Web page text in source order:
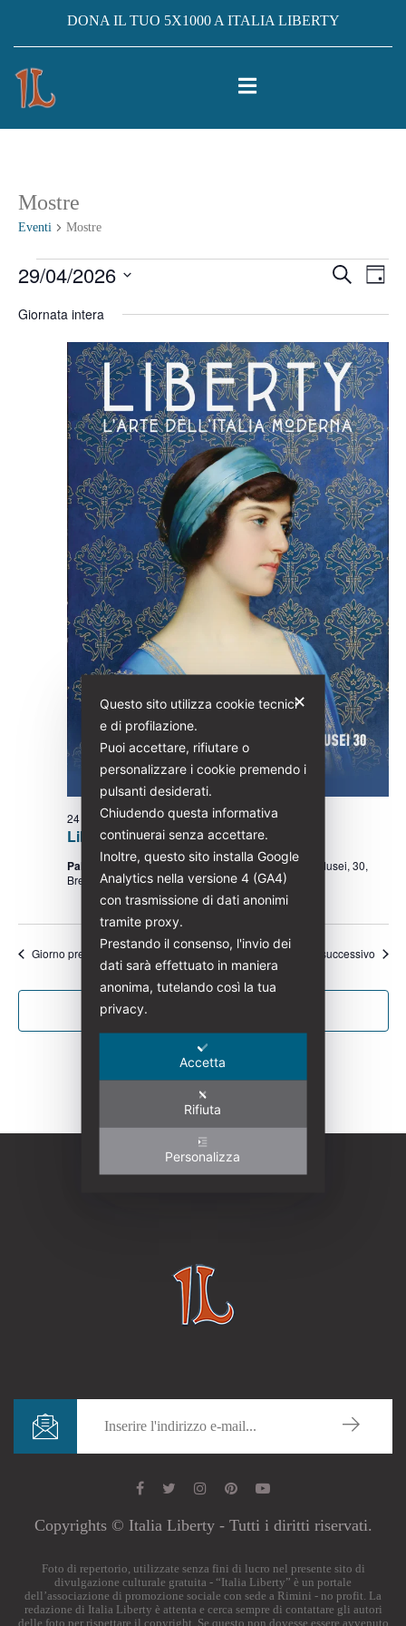
DONA IL TUO 5X1000 A ITALIA LIBERTY
Mostre
Eventi Mostre
Eventi
for
Aprile
2026
Eventi
e
viste
Cerca
Giorno
29/04/2026
la
Giornata intera
Liberty. L’arte dell’Italia moderna
24 Gennaio-4 Giugno
Palazzo Martinengo Cesaresco NovarinoVia dei Musei, 30,
Brescia
Giorno precedente Giorno successivo
Iscriviti al calendario
Copyrights © Italia Liberty - Tutti i diritti riservati.
Foto di repertorio, utilizzate senza fini di lucro nel presente sito di
divulgazione culturale gratuita - “Italia Liberty” è un portale
dell’associazione di promozione sociale con sede a Rimini - no profit. La
redazione di Italia Liberty è attenta e cerca sempre di contattare gli autori
delle foto per rispettare il copyright. Se questo non dovesse essere avvenuto
✕
Questo sito utilizza cookie tecnici
e di profilazione.
Puoi accettare, rifiutare o
personalizzare i cookie premendo i
pulsanti desiderati.
Chiudendo questa informativa
continuerai senza accettare.
Inoltre, questo sito installa Google
Analytics nella versione 4 (GA4)
con trasmissione di dati anonimi
tramite proxy.
Prestando il consenso, l'invio dei
dati sarà effettuato in maniera
anonima, tutelando così la tua
privacy.
Accetta
Rifiuta
Personalizza